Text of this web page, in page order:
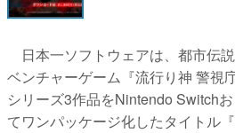
日本一ソフトウェアは、都市伝
ベンチャーゲーム『流行り神 警視
シリーズ3作品をNintendo Switch
てワンパッケージ化したタイトル